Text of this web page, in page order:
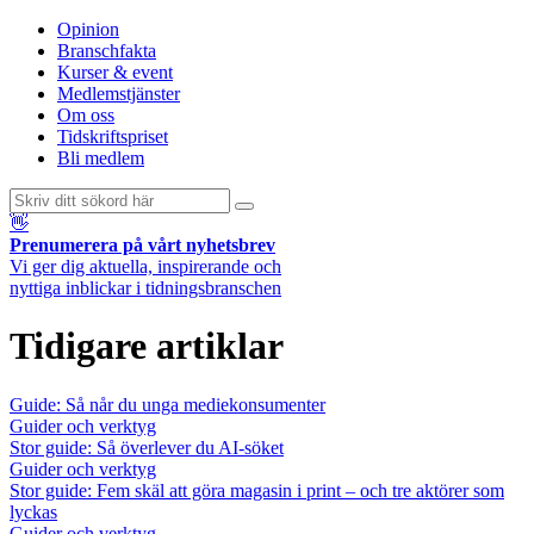
Opinion
Branschfakta
Kurser & event
Medlemstjänster
Om oss
Tidskriftspriset
Bli medlem
👋
Prenumerera på vårt nyhetsbrev
Vi ger dig aktuella, inspirerande och
nyttiga inblickar i tidningsbranschen
Tidigare artiklar
Guide: Så når du unga mediekonsumenter
Guider och verktyg
Stor guide: Så överlever du AI-söket
Guider och verktyg
Stor guide: Fem skäl att göra magasin i print – och tre aktörer som
lyckas